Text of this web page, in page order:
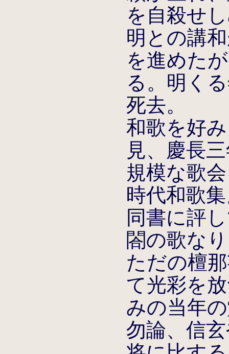
を自殺せ
明との講
を進めた
る。明く
死去。
和歌を好
見、慶長
規模な歌
時代和歌
同書に評
閤の歌な
ただの檀
て光彩を
みの当年
勿論、信